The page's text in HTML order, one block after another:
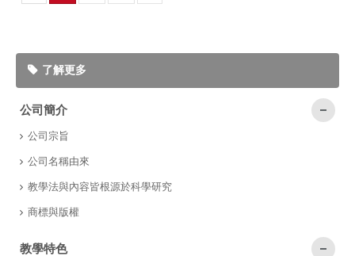
了解更多
公司簡介
公司宗旨
公司名稱由來
教學法與內容皆根源於科學研究
商標與版權
教學特色